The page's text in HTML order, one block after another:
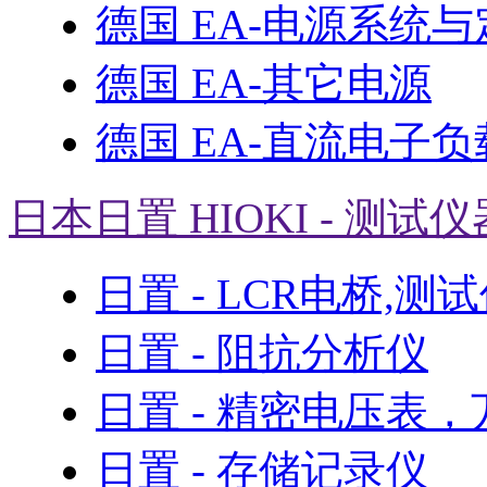
德国 EA-电源系统与
德国 EA-其它电源
德国 EA-直流电子负
日本日置 HIOKI - 测试仪
日置 - LCR电桥,测
日置 - 阻抗分析仪
日置 - 精密电压表，
日置 - 存储记录仪